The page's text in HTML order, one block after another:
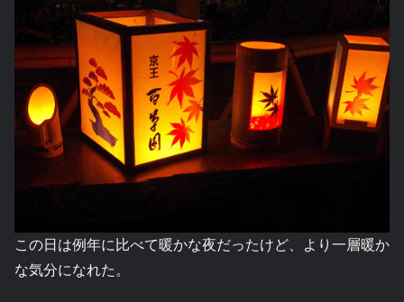
この日は例年に比べて暖かな夜だったけど、より一層暖か
な気分になれた。